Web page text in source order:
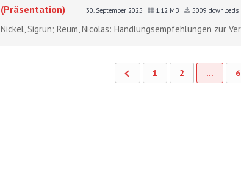
(Präsentation)
30. September 2025 1.12 MB 5009 downloads
Nickel, Sigrun; Reum, Nicolas: Handlungsempfehlungen zur
1 2 … 6